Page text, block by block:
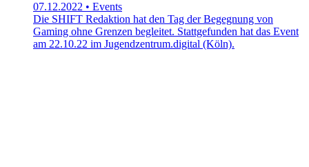
07.12.2022 • Events
Die SHIFT Redaktion hat den Tag der Begegnung von
Gaming ohne Grenzen begleitet. Stattgefunden hat das Event
am 22.10.22 im Jugendzentrum.digital (Köln).